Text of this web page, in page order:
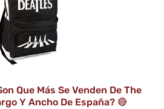
Que Más Se Venden De The
Y Ancho De España? 🔴